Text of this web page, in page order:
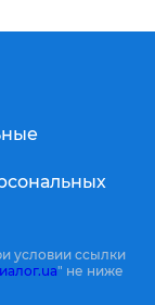
условии ссылки
" не ниже